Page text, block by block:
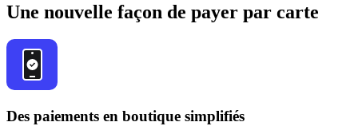
Une nouvelle façon de payer par carte
Des paiements en boutique simplifiés